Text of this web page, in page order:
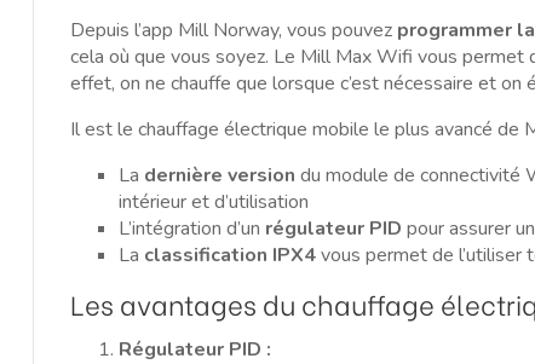
Depuis l’app Mill Norway, vous pouvez programmer
cela où que vous soyez. Le Mill Max Wifi vous permet
effet, on ne chauffe que lorsque c’est nécessaire et on
Il est le chauffage électrique mobile le plus avancé de
La dernière version du module de connectivité
intérieur et d’utilisation
L’intégration d’un régulateur PID pour assurer
La classification IPX4vous permet de l’utiliser
Les avantages du chauffage
Régulateur PID :